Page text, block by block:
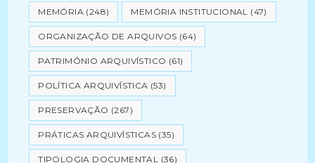
MEMÓRIA (248) MEMÓRIA INSTITUCIONAL (47)
ORGANIZAÇÃO DE ARQUIVOS (64)
PATRIMÔNIO ARQUIVÍSTICO (61)
POLÍTICA ARQUIVÍSTICA (53)
PRESERVAÇÃO (267)
PRÁTICAS ARQUIVÍSTICAS (35)
TIPOLOGIA DOCUMENTAL (36)